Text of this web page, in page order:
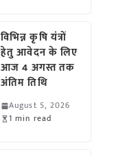
विभिन्न कृषि यंत्रों
हेतु आवेदन के लिए
आज 4 अगस्त तक
अंतिम तिथि
August 5, 2026
1 min read